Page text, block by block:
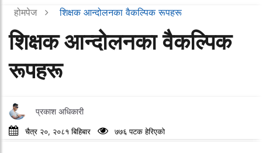
होमपेज शिक्षक आन्दोलनका वैकल्पिक रूपहरू
शिक्षक आन्दोलनका वैकल्पिक
रूपहरू
प्रकाश अधिकारी
चैत्र २०, २०८१ बिहिबार ७७६ पटक हेरिएको